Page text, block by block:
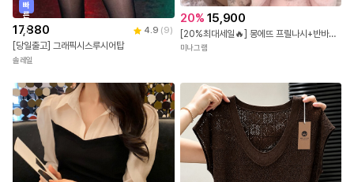
빠
른
출
발
17,880 4.9 (9)
[당일출고] 그래픽시스루시어탑
솔레일
20% 15,900
[20%최대세일🔥] 몽에뜨 프릴나시+반바지 잠옷세트
미나그램